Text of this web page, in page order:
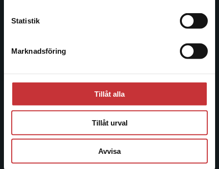
Statistik
Marknadsföring
Tillåt alla
Tillåt urval
Avvisa
046-31 20 00
Box 141
Åkergränden 1
226 60 Lund
Kundservice
Kontakta kundservice